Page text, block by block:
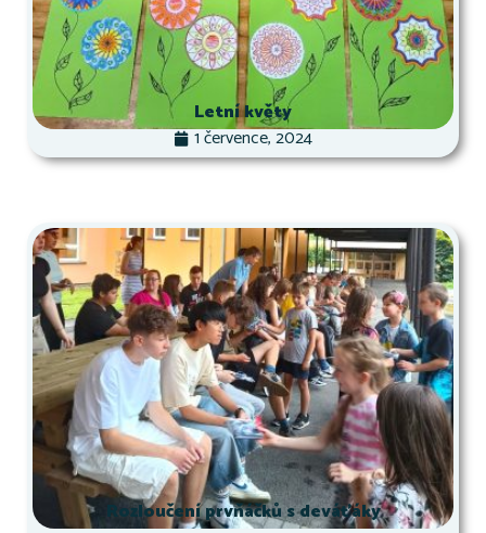
Letní květy
1 července, 2024
Rozloučení prvňáčků s deváťáky